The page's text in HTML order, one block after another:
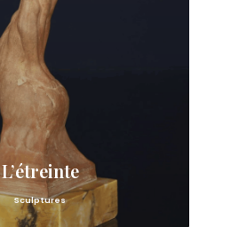
L’étreinte
Sculptures